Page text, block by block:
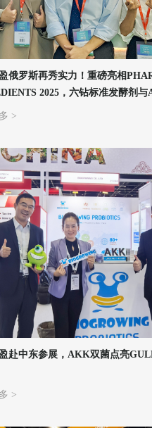
俄罗斯再秀实力！重磅亮相
2025，六钻标准发酵剂
>
赴中东参展，AKK双菌点亮
>